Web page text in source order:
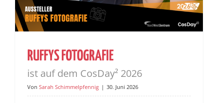
RUFFYS FOTOGRAFIE
ist auf dem CosDay² 2026
Von Sarah Schimmelpfennig | 30. Juni 2026